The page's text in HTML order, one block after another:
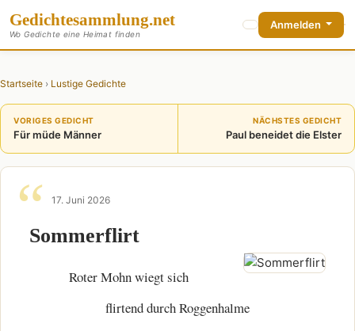
Gedichtesammlung.net
Wo Gedichte eine Heimat finden
Anmelden
Startseite › Lustige Gedichte
VORIGES GEDICHT
Für müde Männer
NÄCHSTES GEDICHT
Paul beneidet die Elster
17. Juni 2026
Sommerflirt
Roter Mohn wiegt sich
flirtend durch Roggenhalme